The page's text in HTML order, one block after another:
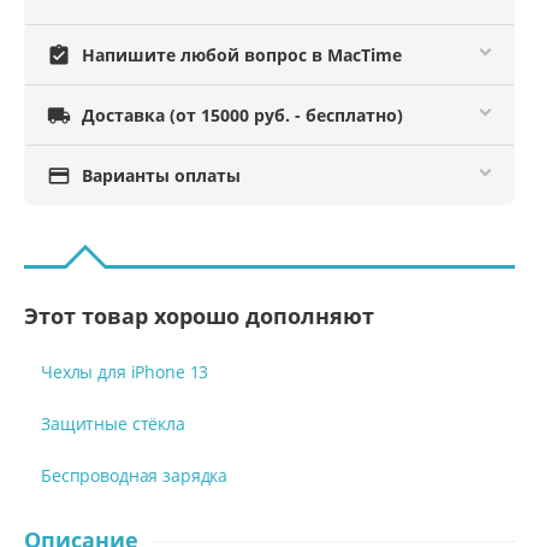
assignment_turned_in Напишите любой вопрос в MacTime
 Доставка (от 15000 руб. - бесплатно)
 Варианты оплаты
Этот товар хорошо дополняют
Чехлы для iPhone 13
Защитные стёкла
Беспроводная зарядка
Описание